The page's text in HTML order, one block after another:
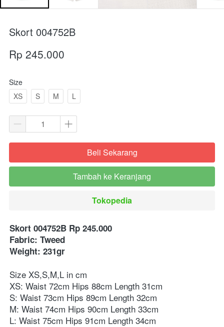
Skort 004752B
Rp 245.000
Size
XS
S M L
`Beli Sekarang
`
Tambah ke Keranjang
`
Tokopedia
Skort 004752B Rp 245.000
Fabric: Tweed
Weight: 231gr
Size XS,S,M,L in cm
XS: Waist 72cm Hips 88cm Length 31cm
S: Waist 73cm Hips 89cm Length 32cm
M: Waist 74cm Hips 90cm Length 33cm
L: Waist 75cm Hips 91cm Length 34cm